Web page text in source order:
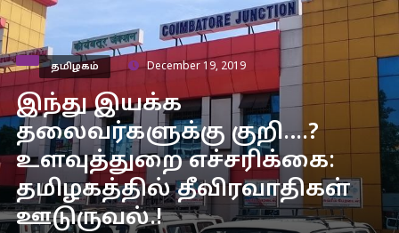
தமிழகம் December 19, 2019
இந்து இயக்க
தலைவர்களுக்கு குறி….?
உளவுத்துறை எச்சரிக்கை:
தமிழகத்தில் தீவிரவாதிகள்
ஊடுருவல்.!